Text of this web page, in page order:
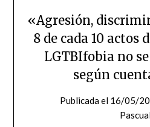
«Agresión,
8 de cada 10 actos
LGTBIfobia no
según
Publicada el 16/05/